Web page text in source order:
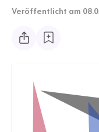
Veröffentlicht am